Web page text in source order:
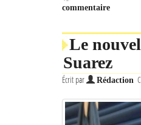
commentaire
Le
Suarez
Écrit par Rédaction